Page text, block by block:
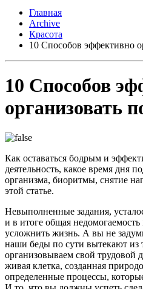
Главная
Archive
Красота
10 Способов эффективно
10 Способов
организовать
Как оставаться бодрым и
деятельность, какое время дня
организма, биоритмы, снятие
этой статье.
Невыполненные задания,
и в итоге общая
усложнить жизнь. А вы не
наши беды по сути вытекают из
организовываем свой трудовой
живая клетка, созданная
определенные процессы,